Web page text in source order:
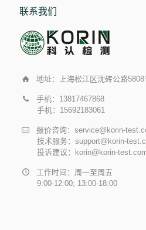
联系我们
地址：上海松江区沈砖公路
手机：13817467868
手机：15692183061
报价咨询：service@korin-
技术服务：support@korin-
投诉建议：korin@korin-
工作时间：周一至周五
9:00-12:00; 13:00-18:00